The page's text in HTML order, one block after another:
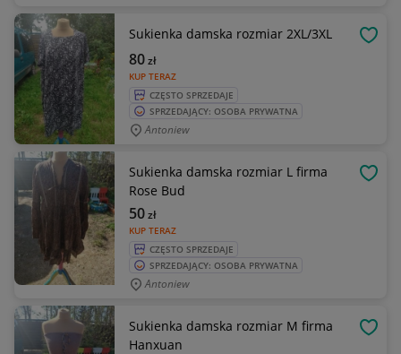
Sukienka damska rozmiar 2XL/3XL
KUP TERAZ
80zł
CZĘSTO SPRZEDAJE
SPRZEDAJĄCY: OSOBA PRYWATNA
Antoniew
Sukienka damska rozmiar L firma
Rose Bud
KUP TERAZ
50zł
CZĘSTO SPRZEDAJE
SPRZEDAJĄCY: OSOBA PRYWATNA
Antoniew
Sukienka damska rozmiar M firma
Hanxuan